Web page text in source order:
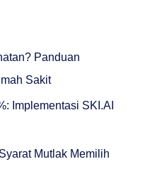
Panduan
Sakit
Implementasi SKI.AI
Mutlak Memilih